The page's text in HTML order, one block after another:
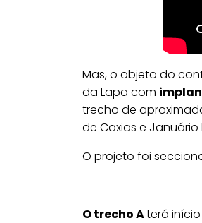
Mas, o objeto do
da Lapa com
trecho de
de Caxias e Januário
O projeto foi
O trecho Aterá